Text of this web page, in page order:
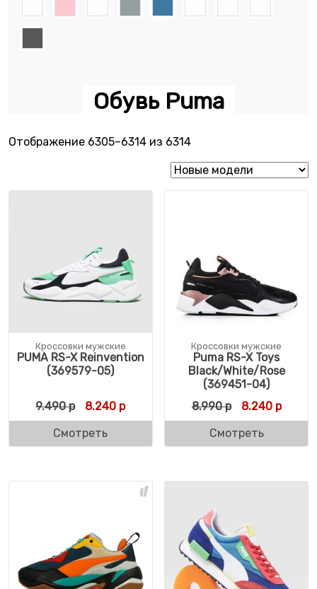
Обувь Puma
Отображение 6305–6314 из 6314Сортировка: самые
Кроссовки мужские
PUMA RS-X Reinvention
(369579-05)
9.490р Первоначальная цена составляла 9.490
8.240 рТекущая цена: 8.240 р.
Смотреть
Кроссовки мужские
Puma RS-X Toys
Black/White/Rose
(369451-04)
8.990р 8.240р
Смотреть